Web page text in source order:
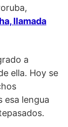
llamada
a
ella. Hoy se
esa lengua